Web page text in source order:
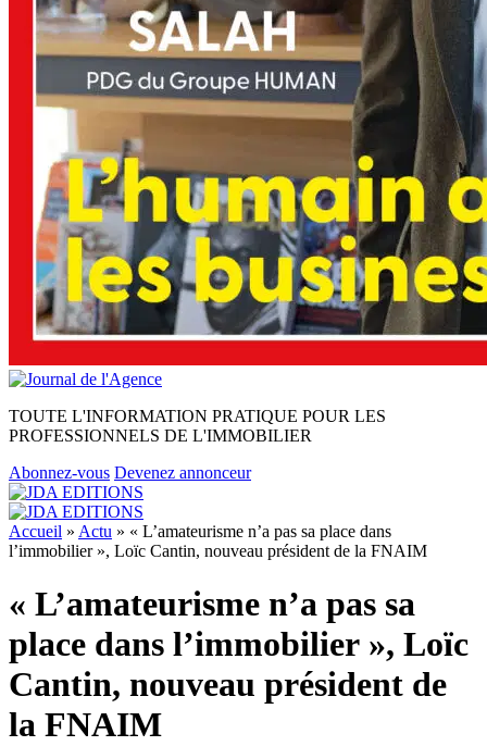
TOUTE L'INFORMATION PRATIQUE POUR LES
PROFESSIONNELS DE L'IMMOBILIER
Abonnez-vous Devenez annonceur
Accueil » Actu » « L’amateurisme n’a pas sa place dans
l’immobilier », Loïc Cantin, nouveau président de la FNAIM
« L’amateurisme n’a pas sa
place dans l’immobilier », Loïc
Cantin, nouveau président de
la FNAIM